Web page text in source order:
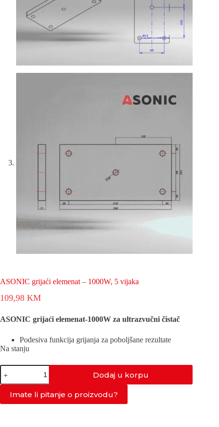
ASONIC grijaći elemenat – 1000W, 5 vijaka
109,98 KM
ASONIC grijaći elemenat-1000W za ultrazvučni čistač
Podesiva funkcija grijanja za poboljšane rezultate
Na stanju
ASONIC
grijaći
elemenat
1000W,
Dodaj u korpu
Imate li pitanje o proizvodu?